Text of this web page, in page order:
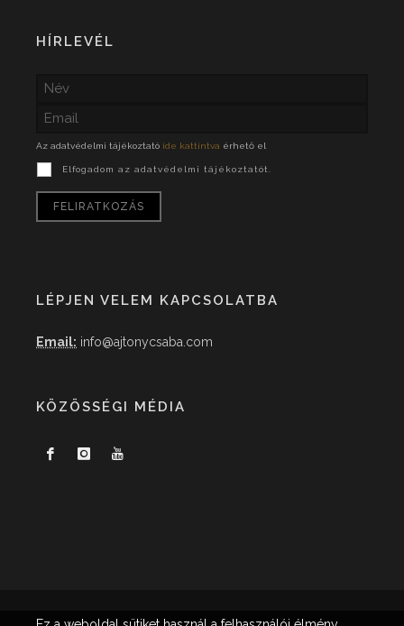
HÍRLEVÉL
Az adatvédelmi tájékoztató ide kattintva érhető el
Elfogadom az adatvédelmi tájékoztatót.
LÉPJEN VELEM KAPCSOLATBA
Email: info@ajtonycsaba.com
KÖZÖSSÉGI MÉDIA